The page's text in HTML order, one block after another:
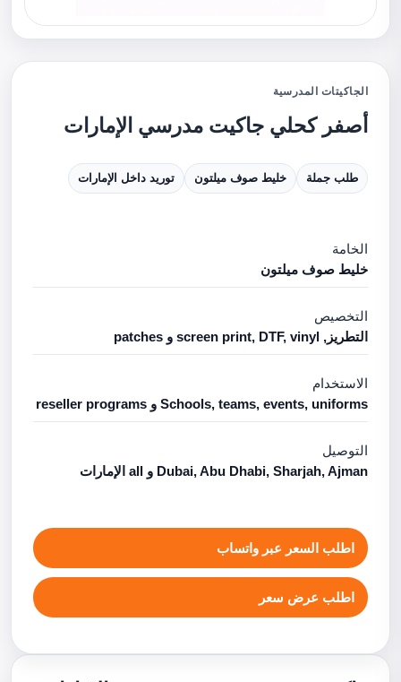
الجاكيتات المدرسية
أصفر كحلي جاكيت مدرسي الإمارات
طلب جملة خليط صوف ميلتون توريد داخل الإمارات
الخامة
خليط صوف ميلتون
التخصيص
التطريز, screen print, DTF, vinyl و patches
الاستخدام
Schools, teams, events, uniforms و reseller programs
التوصيل
Dubai, Abu Dhabi, Sharjah, Ajman و all الإمارات
اطلب السعر عبر واتساب
اطلب عرض سعر